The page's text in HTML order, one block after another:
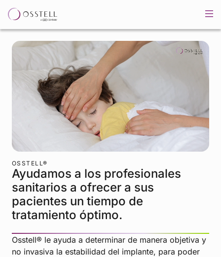
OSSTELL®
Ayudamos a los profesionales
sanitarios a ofrecer a sus
pacientes un tiempo de
tratamiento óptimo.
Osstell® le ayuda a determinar de manera objetiva y
no invasiva la estabilidad del implante, para poder